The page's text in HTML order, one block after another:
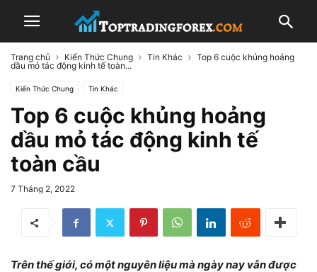
Trang chủ Kiến Thức Chung Tin Khác
Top 6 cuộc khủng hoảng
dầu mỏ tác động kinh tế toàn...
Kiến Thức Chung Tin Khác
Top 6 cuộc khủng hoảng
dầu mỏ tác động kinh tế
toàn cầu
7 Tháng 2, 2022
Trên thế giới, có một nguyên liệu mà ngày nay vẫn được